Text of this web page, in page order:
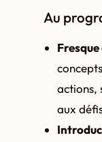
Au
Fresque
actions,
aux